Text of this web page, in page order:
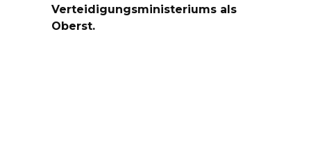
Verteidigungsministeriums als
Oberst.